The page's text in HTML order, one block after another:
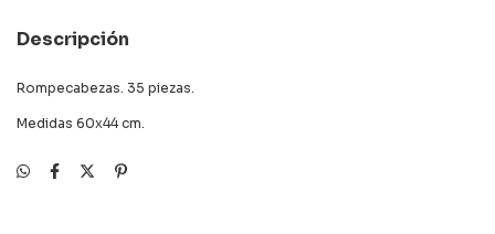
Descripción
Rompecabezas. 35 piezas.
Medidas 60x44 cm.